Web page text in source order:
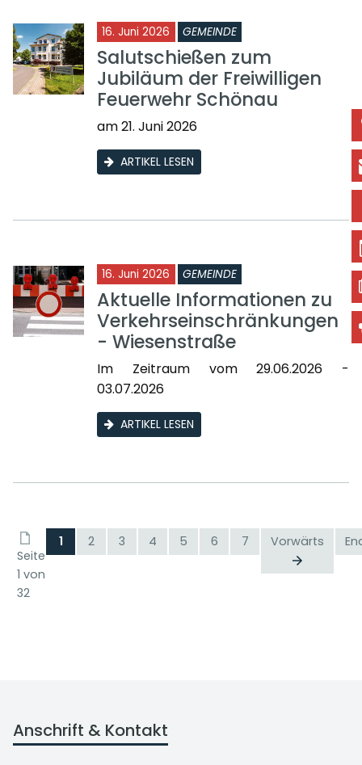
16. Juni 2026 GEMEINDE
Salutschießen zum
Jubiläum der Freiwilligen
Feuerwehr Schönau
am 21. Juni 2026
ARTIKEL LESEN
16. Juni 2026 GEMEINDE
Aktuelle Informationen zu
Verkehrseinschränkungen
- Wiesenstraße
Im Zeitraum vom 29.06.2026 -
03.07.2026
ARTIKEL LESEN
Seite
1 von
32
1 2 3 4 5 6 7 Vorwärts
Anschrift & Kontakt